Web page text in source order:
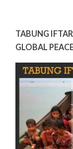
TABUNG
GLOBAL